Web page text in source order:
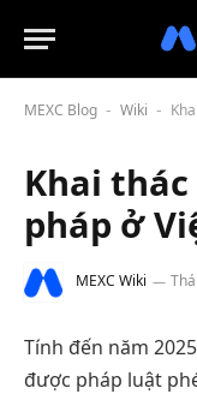
MEXC Blog - Wiki -
Khai
pháp ở
MEXC Wiki
Tính đến năm
được pháp luật